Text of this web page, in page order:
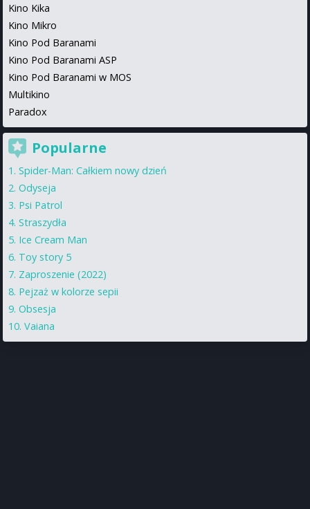
Kino Kika
Kino Mikro
Kino Pod Baranami
Kino Pod Baranami ASP
Kino Pod Baranami w MOS
Multikino
Paradox
Popularne
Spider-Man: Całkiem nowy dzień
Odyseja
Psi Patrol
Straszydła
Ice Cream Man
Toy story 5
Zaproszenie (2022)
Pejzaż w kolorze sepii
Obsesja
Vaiana